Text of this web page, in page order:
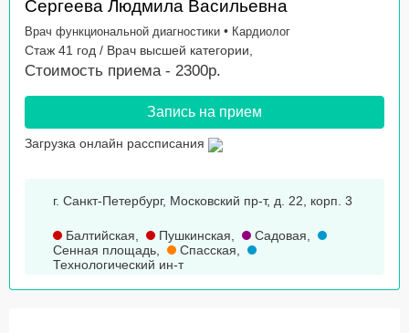
Сергеева Людмила Васильевна
Врач функциональной диагностики • Кардиолог
Стаж 41 год / Врач высшей категории,
Стоимость приема - 2300р.
Запись на прием
Загрузка онлайн рассписания
г. Санкт-Петербург, Московский пр-т, д. 22, корп. 3
Балтийская, Пушкинская, Садовая,
Сенная площадь, Спасская,
Технологический ин-т